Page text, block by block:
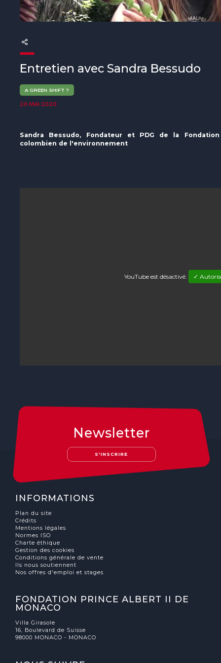
Beyond Plastic Med : BeMed
OACIS
Initiative Homme - Faune sauvage
The Green Shift Initiative
Entretien avec Sandra Bessudo
A GREEN SHIFT ?
20 MAI 2020
Sandra Bessudo, Fondateur et PDG de la
colombien de l'environnement
YouTube est désactivé. ✓
Newsletter
S'INSCRIRE
INFORMATIONS
Plan du site
Crédits
Mentions légales
Normes ISO
Charte éthique
Gestion des cookies
Conditions générale de vente
Ils nous soutiennent
Nos offres d'emploi et stages
FONDATION PRINCE ALBERT II DE
MONACO
Villa Girasole
16, Boulevard de Suisse
98000 MONACO - MONACO